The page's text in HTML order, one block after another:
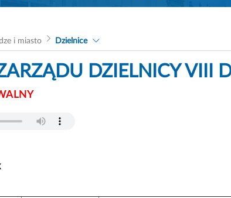
i miasto Dzielnice
DZIELNICY VIII